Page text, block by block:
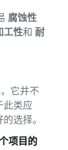
腐蚀性
工性和 耐
它并不
此类应
选择。
项目的